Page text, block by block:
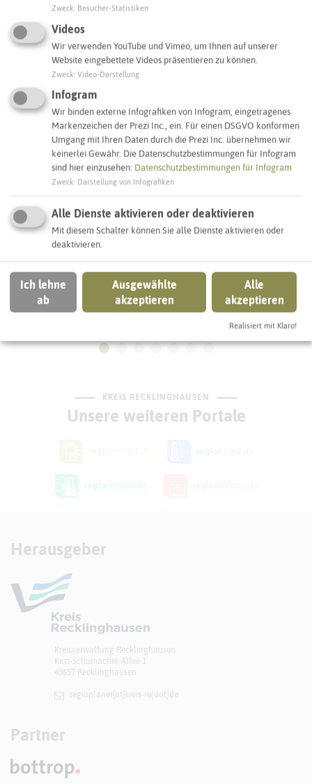
Baum (ND) Bottrop
IN DER UMGEBUNG
Was Sie sonst noch entdecken können
BOTTROP
Sirene Gregorstraße
KREIS RECKLINGHAUSEN
Unsere weiteren Portale
Herausgeber
Kreisverwaltung Recklinghausen
Kurt-Schumacher-Allee 1
45657 Recklinghausen
regioplaner[at]​kreis-re(dot)de
Partner
Zweck Besucher-Statistiken
Videos
Wir verwenden YouTube und Vimeo, um Ihnen auf unserer
Website eingebettete Videos präsentieren zu können.
Zweck Video-Darstellung
Infogram
Wir binden externe Infografiken von Infogram, eingetragenes
Markenzeichen der Prezi Inc., ein. Für einen DSGVO konformen
Umgang mit Ihren Daten durch die Prezi Inc. übernehmen wir
keinerlei Gewähr. Die Datenschutzbestimmungen für Infogram
sind hier einzusehen: Datenschutzbestimmungen für Infogram
Zweck Darstellung von Infografiken
Alle Dienste aktivieren oder deaktivieren
Mit diesem Schalter können Sie alle Dienste aktivieren oder
deaktivieren.
Ich lehne
ab
Ausgewählte
akzeptieren
Alle
akzeptieren
Realisiert mit Klaro!